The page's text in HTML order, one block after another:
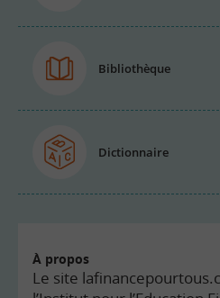
Bibliothèque
Dictionnaire
À propos
Le site